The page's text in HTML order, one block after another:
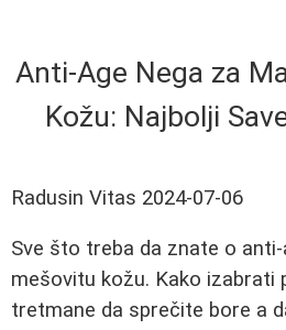
Anti-Age Nega za
Kožu: Najbolji
Radusin Vitas 2024-07-06
Sve što treba da znate o
mešovitu kožu. Kako izabrati
tretmane da sprečite bore a